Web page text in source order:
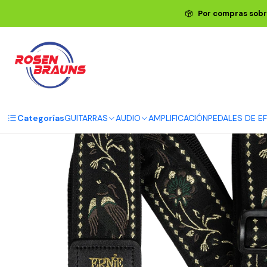
CategoríasGUITARRAS AUDIO AMPLIFICACIÓNPEDALES DE
Por compras
Inicio ERNIE BALL